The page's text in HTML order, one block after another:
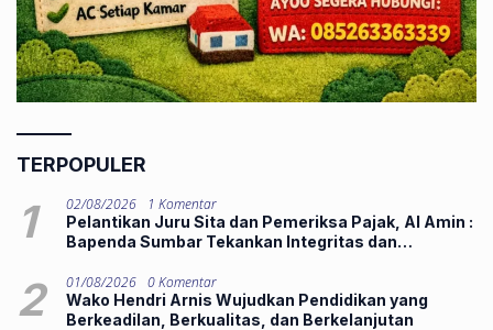
TERPOPULER
1 02/08/2026
1 Komentar
Pelantikan Juru Sita dan Pemeriksa Pajak, Al Amin :
Bapenda Sumbar Tekankan Integritas dan
2 01/08/2026 0 Komentar
Wako Hendri Arnis Wujudkan Pendidikan yang
Berkeadilan, Berkualitas, dan Berkelanjutan